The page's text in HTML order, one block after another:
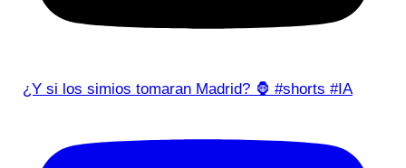
¿Y si los simios tomaran Madrid? 🦍 #shorts #IA